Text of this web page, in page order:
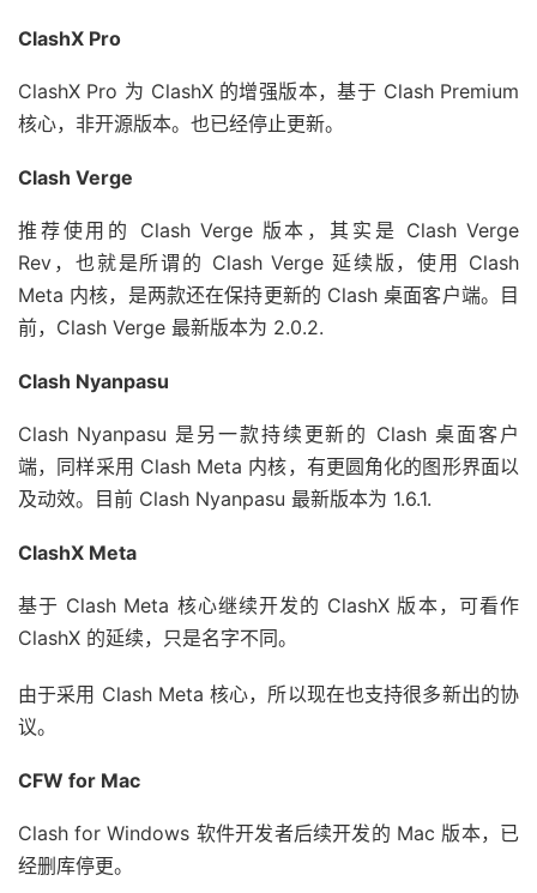
ClashX Pro
ClashX Pro 为 ClashX 的增强版本，基于 Clash Premium
核心，非开源版本。也已经停止更新。
Clash Verge
推荐使用的 Clash Verge 版本，其实是 Clash Verge
Rev，也就是所谓的 Clash Verge 延续版，使用 Clash
Meta 内核，是两款还在保持更新的 Clash 桌面客户端。目
前，Clash Verge 最新版本为 2.0.2.
Clash Nyanpasu
Clash Nyanpasu 是另一款持续更新的 Clash 桌面客户
端，同样采用 Clash Meta 内核，有更圆角化的图形界面以
及动效。目前 Clash Nyanpasu 最新版本为 1.6.1.
ClashX Meta
基于 Clash Meta 核心继续开发的 ClashX 版本，可看作
ClashX 的延续，只是名字不同。
由于采用 Clash Meta 核心，所以现在也支持很多新出的协
议。
CFW for Mac
Clash for Windows 软件开发者后续开发的 Mac 版本，已
经删库停更。